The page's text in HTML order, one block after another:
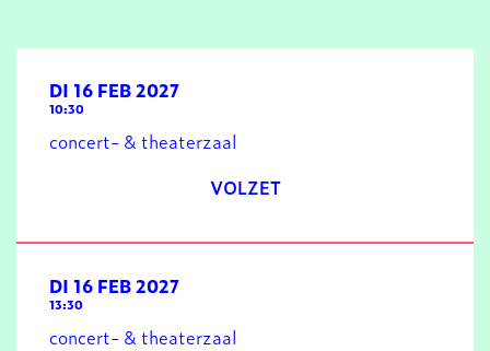
DI 16 FEB 2027
10:30
concert- & theaterzaal
VOLZET
DI 16 FEB 2027
13:30
concert- & theaterzaal